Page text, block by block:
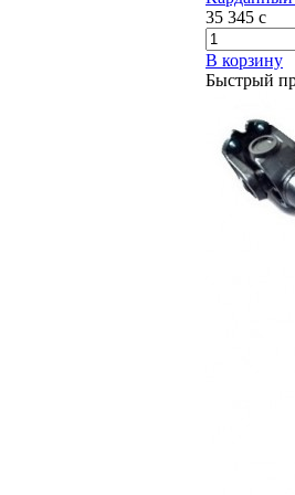
35 345 c
В корзину
Быстрый